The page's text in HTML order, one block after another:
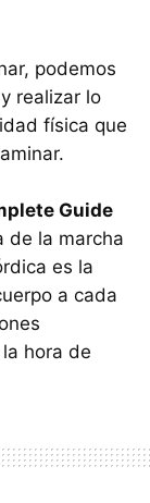
podemos
realizar lo
física que
Guide
de la marcha
es la
a cada
hora de